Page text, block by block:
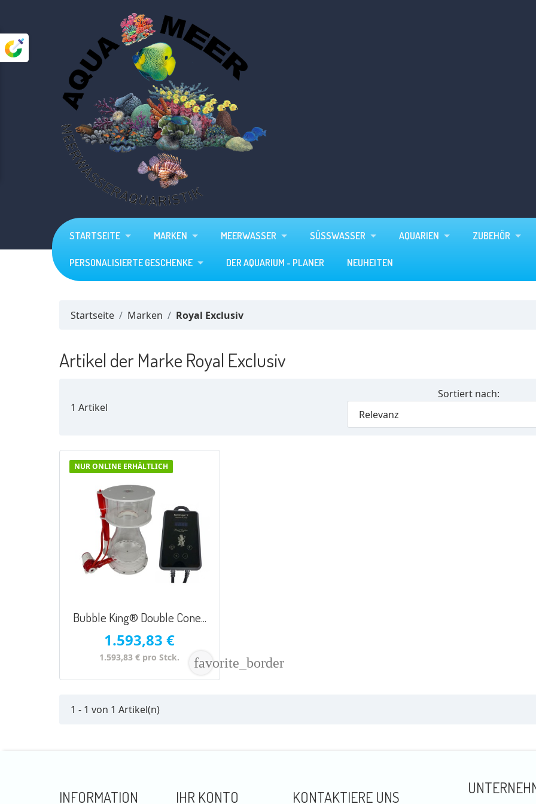
STARTSEITE MARKEN MEERWASSER SÜSSWASSER AQUARIEN ZUBEHÖR
PERSONALISIERTE GESCHENKE DER AQUARIUM - PLANER NEUHEITEN
Startseite Marken Royal Exclusiv
Artikel der Marke Royal Exclusiv
1 Artikel
Sortiert nach:
Relevanz
NUR ONLINE ERHÄLTLICH
VORSCHAU
Bubble King® Double Cone...
1.593,83 €
1.593,83 € pro Stck. favorite_border
1 - 1 von 1 Artikel(n)
INFORMATION IHR KONTO KONTAKTIERE UNS
Marken
Meerwasser
Süßwasser
Aquarien
Personalisierte Geschenke
Der Aquarium - Planer